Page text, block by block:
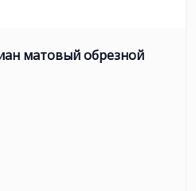
матовый обрезной